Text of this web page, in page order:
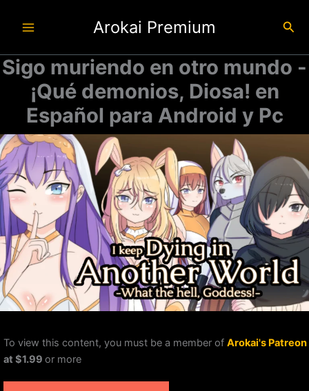
Arokai Premium
Sigo muriendo en otro mundo -
¡Qué demonios, Diosa! en
Español para Android y Pc
To view this content, you must be a member of Arokai's Patreon
at $1.99 or more